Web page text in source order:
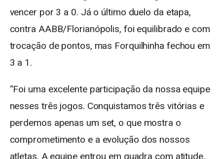
vencer por 3 a 0. Já o último duelo da etapa,
contra AABB/Florianópolis, foi equilibrado e com
trocação de pontos, mas Forquilhinha fechou em
3 a 1.
“Foi uma excelente participação da nossa equipe
nesses três jogos. Conquistamos três vitórias e
perdemos apenas um set, o que mostra o
comprometimento e a evolução dos nossos
atletas. A equipe entrou em quadra com atitude,